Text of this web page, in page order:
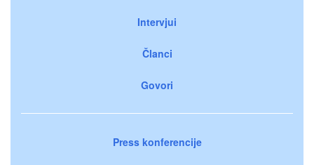
Intervjui
Članci
Govori
Press konferencije